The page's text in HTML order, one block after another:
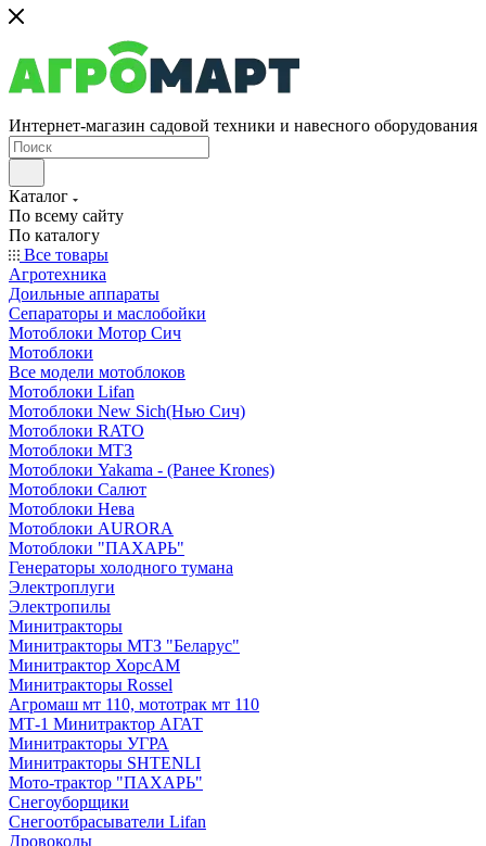
Интернет-магазин садовой техники и навесного оборудования
Каталог
По всему сайту
По каталогу
Все товары
Агротехника
Доильные аппараты
Сепараторы и маслобойки
Мотоблоки Мотор Сич
Мотоблоки
Все модели мотоблоков
Мотоблоки Lifan
Мотоблоки New Sich(Нью Сич)
Мотоблоки RATO
Мотоблоки МТЗ
Мотоблоки Yakama - (Ранее Krones)
Мотоблоки Салют
Мотоблоки Нева
Мотоблоки AURORA
Мотоблоки "ПАХАРЬ"
Генераторы холодного тумана
Электроплуги
Электропилы
Минитракторы
Минитракторы МТЗ "Беларус"
Минитрактор ХорсАМ
Минитракторы Rossel
Агромаш мт 110, мототрак мт 110
МТ-1 Минитрактор АГАТ
Минитракторы УГРА
Минитракторы SHTENLI
Мото-трактор "ПАХАРЬ"
Снегоуборщики
Снегоотбрасыватели Lifan
Дровоколы